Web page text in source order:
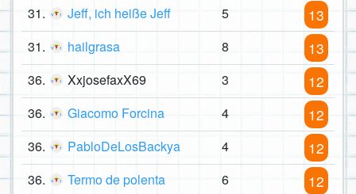
31. Jeff, ich heiße Jeff 5 13
31. hailgrasa 8 13
36. XxjosefaxX69 3 12
36. Giacomo Forcina 4 12
36. PabloDeLosBackya 4 12
36. Termo de polenta 6 12